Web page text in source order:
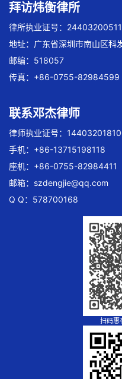
拜访炜衡律所
律所执业证号：
地址：广东省深圳市南山区科
邮编：518057
传真：+86-0755-82984599
联系邓杰律师
律师执业证号：
手机：+86-13715198118
座机：+86-0755-82984411
邮箱： szdengjie@qq.com
Q Q：578700168
扫码惠